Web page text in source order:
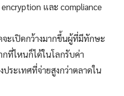
encryption และ compliance
จะเปิดกว้างมากขึ้นผู้ที่มีทักษะ
ที่ไหนก็ได้ในโลกรับค่า
ระเทศที่จ่ายสูงกว่าตลาดใน